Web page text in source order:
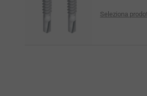
Seleziona